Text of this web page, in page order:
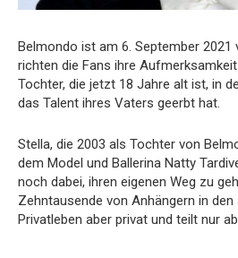
Belmondo ist am 6. September 2021
richten die Fans ihre
Tochter, die jetzt 18 Jahre alt ist, in
das Talent ihres Vaters geerbt hat.
Stella, die 2003 als Tochter von
dem Model und Ballerina Natty
noch dabei, ihren eigenen Weg zu
Zehntausende von Anhängern in
Privatleben aber privat und teilt nur